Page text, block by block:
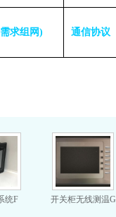
求组网) 通信协议
统F 开关柜无线测温G